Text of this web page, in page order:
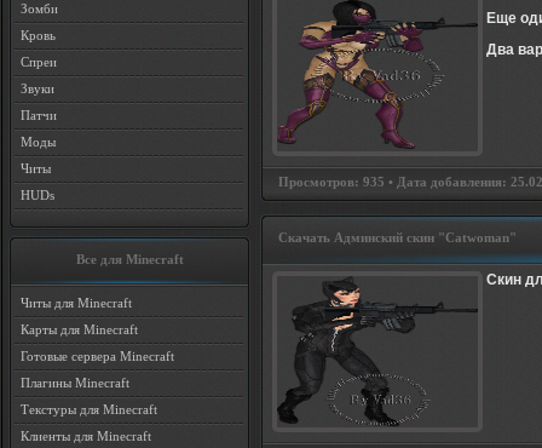
Зомби
Кровь
Спреи
Звуки
Патчи
Моды
Читы
HUDs
Все для Minecraft
Читы для Minecraft
Карты для Minecraft
Готовые сервера Minecraft
Плагины Minecraft
Текстуры для Minecraft
Клиенты для Minecraft
Еще
Два
Просмотров: 935 • Дата добавления:
Скачать Админский скин "Catwoman"
Скин